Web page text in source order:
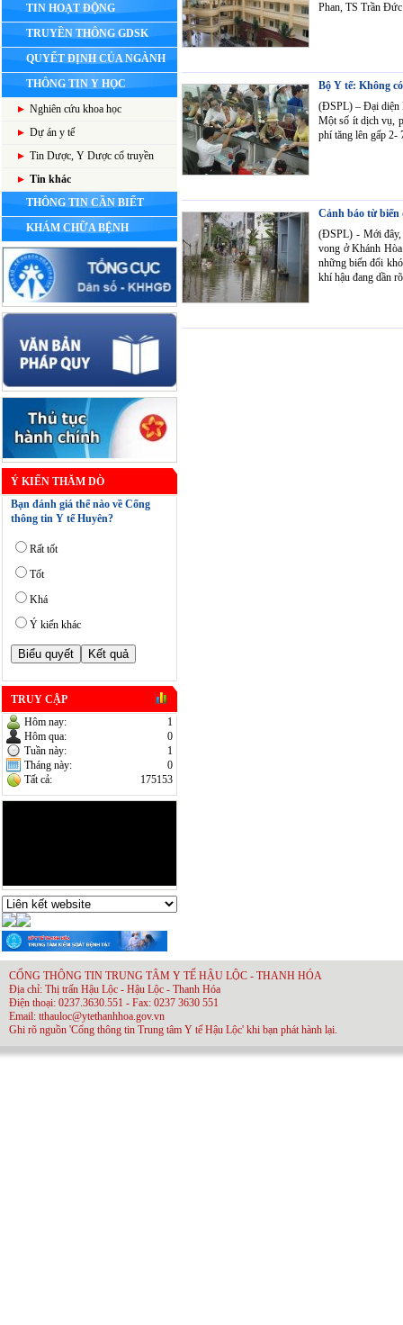
TIN HOẠT ĐỘNG
TRUYỀN THÔNG GDSK
QUYẾT ĐỊNH CỦA NGÀNH
THÔNG TIN Y HỌC
Nghiên cứu khoa học
Dự án y tế
Tin Dược, Y Dược cổ truyền
Tin khác
THÔNG TIN CẦN BIẾT
KHÁM CHỮA BỆNH
Ý KIẾN THĂM DÒ
Bạn đánh giá thể nào về Cổng
thông tin Y tế Huyên?
Rất tốt
Tốt
Khá
Ý kiến khác
TRUY CẬP
Hôm nay:
1
Hôm qua:
0
Tuần này:
1
Tháng này:
0
Tất cả:
175153
Phan, TS Trần
Bộ Y tế: Không
(ĐSPL) – Đại diện
Một số ít dịch vụ,
phí tăng lên gấp 2-
Cảnh báo từ
(ĐSPL) - Mới đây,
vong ở Khánh
những biến đổi
khí hậu đang dần
CỔNG THÔNG TIN TRUNG TÂM Y TẾ HẬU LỘC - THANH HÓA
Địa chỉ: Thị trấn Hậu Lộc - Hậu Lộc - Thanh Hóa
Điện thoại: 0237.3630.551 - Fax: 0237 3630 551
Email: tthauloc@ytethanhhoa.gov.vn
Ghi rõ nguồn 'Cổng thông tin Trung tâm Y tế Hậu Lộc' khi bạn phát hành lại.